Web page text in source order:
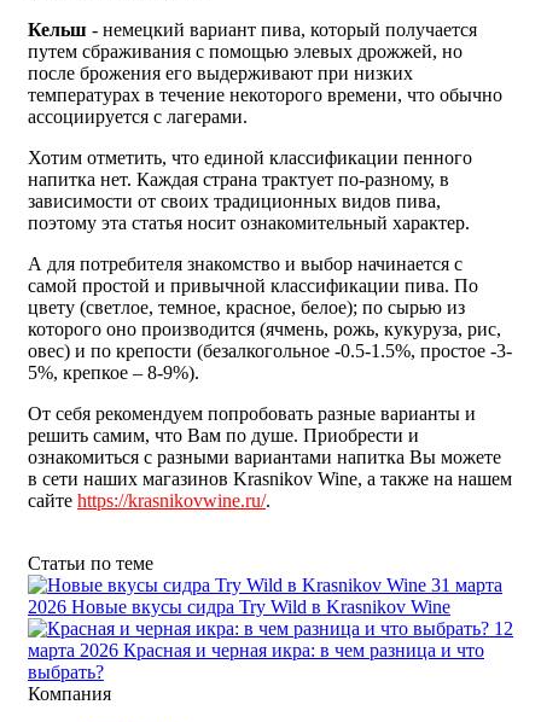
Кельш - немецкий вариант пива, который получается
путем сбраживания с помощью элевых дрожжей, но
после брожения его выдерживают при низких
температурах в течение некоторого времени, что обычно
ассоциируется с лагерами.
Хотим отметить, что единой классификации пенного
напитка нет. Каждая страна трактует по-разному, в
зависимости от своих традиционных видов пива,
поэтому эта статья носит ознакомительный характер.
А для потребителя знакомство и выбор начинается с
самой простой и привычной классификации пива. По
цвету (светлое, темное, красное, белое); по сырью из
которого оно производится (ячмень, рожь, кукуруза, рис,
овес) и по крепости (безалкогольное -0.5-1.5%, простое -3-
5%, крепкое – 8-9%).
От себя рекомендуем попробовать разные варианты и
решить самим, что Вам по душе. Приобрести и
ознакомиться с разными вариантами напитка Вы можете
в сети наших магазинов Krasnikov Wine, а также на нашем
сайте https://krasnikovwine.ru/.
Статьи по теме
31 марта
2026 Новые вкусы сидра Try Wild в Krasnikov Wine
12
марта 2026 Красная и черная икра: в чем разница и что
выбрать?
Компания